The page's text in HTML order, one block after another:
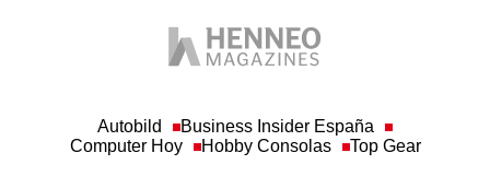
Autobild
Business Insider España
Computer Hoy
Hobby Consolas Top Gear